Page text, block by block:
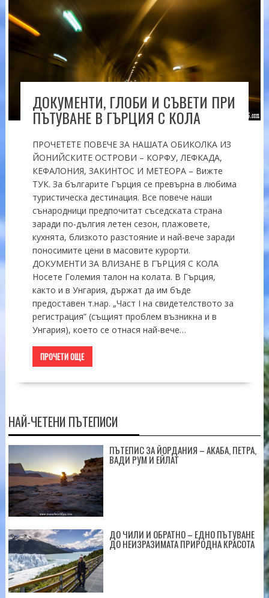
ДОКУМЕНТИ, ГЛОБИ И СЪВЕТИ ПРИ
ПЪТУВАНЕ В ГЪРЦИЯ С КОЛА
ПРОЧЕТЕТЕ ПОВЕЧЕ ЗА НАШАТА ОБИКОЛКА ИЗ
ЙОНИЙСКИТЕ ОСТРОВИ – КОРФУ, ЛЕФКАДА,
КЕФАЛОНИЯ, ЗАКИНТОС И МЕТЕОРА – Вижте
ТУК. За българите Гърция се превърна в любима
туристическа дестинация. Все повече наши
сънародници предпочитат съседската страна
заради по-дългия летен сезон, плажовете,
кухнята, близкото разстояние и най-вече заради
поносимите цени в масовите курорти.
ДОКУМЕНТИ ЗА ВЛИЗАНЕ В ГЪРЦИЯ С КОЛА
Носете Големия талон на колата. В Гърция,
както и в Унгария, държат да им бъде
предоставен т.нар. „Част І на свидетелството за
регистрация” (същият проблем възникна и в
Унгария), което се отнася най-вече…
ПРОЧЕТИ ОЩЕ
НАЙ-ЧЕТЕНИ ПЪТЕПИСИ
ПЪТЕПИС ЗА ЙОРДАНИЯ – АКАБА, ПЕТРА,
ВАДИ РУМ И ЕЙЛАТ
ДО ЧИЛИ И ОБРАТНО – ЕДНО ПЪТУВАНЕ
ДО НЕИЗРАЗИМАТА ПРИРОДНА КРАСОТА